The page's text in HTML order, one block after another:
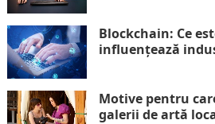
Blockchain: Ce
influențează
Motive pentru
galerii de artă